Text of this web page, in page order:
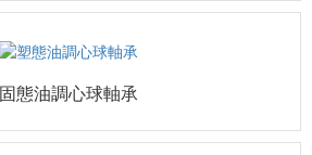
固態油調心球軸承